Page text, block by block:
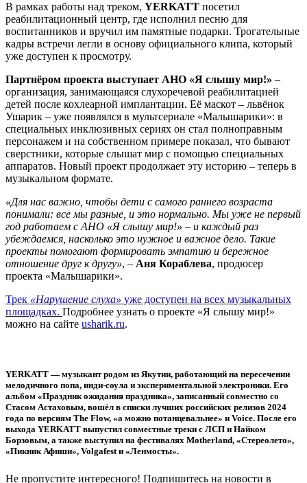
В рамках работы над треком, YERKATT посетил
реабилитационный центр, где исполнил песню для
воспитанников и вручил им памятные подарки. Трогательные
кадры встречи легли в основу официального клипа, который
уже доступен к просмотру.
Партнёром проекта выступает АНО «Я слышу мир!» –
организация, занимающаяся слухоречевой реабилитацией
детей после кохлеарной имплантации. Её маскот – львёнок
Ушарик – уже появлялся в мультсериале «Малышарики»: в
специальных инклюзивных сериях он стал полноправным
персонажем и на собственном примере показал, что бывают
сверстники, которые слышат мир с помощью специальных
аппаратов. Новый проект продолжает эту историю – теперь в
музыкальном формате.
«Для нас важно, чтобы дети с самого раннего возраста
понимали: все мы разные, и это нормально. Мы уже не первый
год работаем с АНО «Я слышу мир!» – и каждый раз
убеждаемся, насколько это нужное и важное дело. Такие
проекты помогают формировать эмпатию и бережное
отношение друг к другу», – Аня Кораблева, продюсер
проекта «Малышарики».
Трек «Нарушение слуха» уже доступен на всех музыкальных
площадках. Подробнее узнать о проекте «Я слышу мир!»
можно на сайте usharik.ru.
YERKATT — музыкант родом из Якутии, работающий на пересечении
мелодичного попа, инди-соула и экспериментальной электроники. Его
альбом «Праздник ожидания праздника», записанный совместно со
Стасом Астаховым, вошёл в списки лучших российских релизов 2024
года по версиям The Flow, «а можно потанцевальнее» и Voice. После его
выхода YERKATT выпустил совместные треки с ЛСП и Найком
Борзовым, а также выступил на фестивалях Motherland, «Стереолето»,
«Пикник Афиши», Volgafest и «Ленмосты».
Не пропустите интересного! Подпишитесь на новости в